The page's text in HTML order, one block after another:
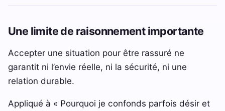
Une limite de raisonnement importante
Accepter une situation pour être rassuré ne
garantit ni l’envie réelle, ni la sécurité, ni une
relation durable.
Appliqué à « Pourquoi je confonds parfois désir et